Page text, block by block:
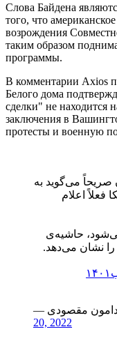
Слова Байдена
того, что
возрождения
таким образом
программы.
В комментарии Axios
Белого дома
сделки" не находится
заключения в
протесты и военную
صریحاً می‌گوید به
فعلاً اعلام
می‌شود، حاشیه‌ی
20, 2022